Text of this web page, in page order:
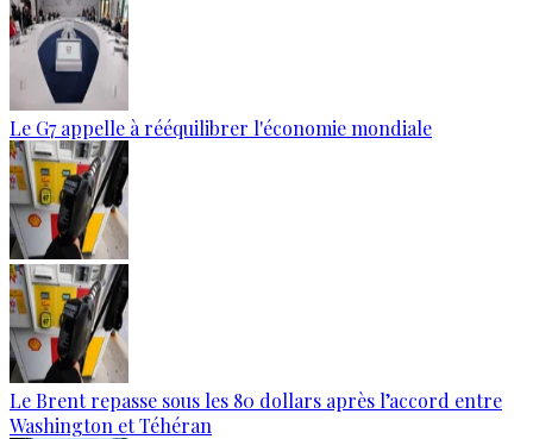
Le G7 appelle à rééquilibrer l'économie mondiale
Le Brent repasse sous les 80 dollars après l’accord entre
Washington et Téhéran